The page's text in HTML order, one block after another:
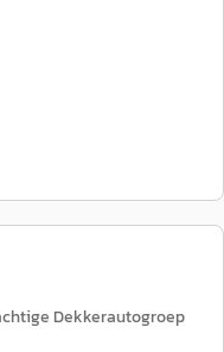
Dekkerautogroep